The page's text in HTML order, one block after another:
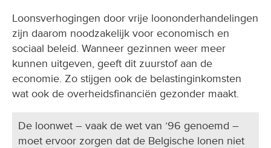
Loonsverhogingen door vrije loononderhandelingen
zijn daarom noodzakelijk voor economisch en
sociaal beleid. Wanneer gezinnen weer meer
kunnen uitgeven, geeft dit zuurstof aan de
economie. Zo stijgen ook de belastinginkomsten
wat ook de overheidsfinanciën gezonder maakt.
De loonwet – vaak de wet van ’96 genoemd –
moet ervoor zorgen dat de Belgische lonen niet